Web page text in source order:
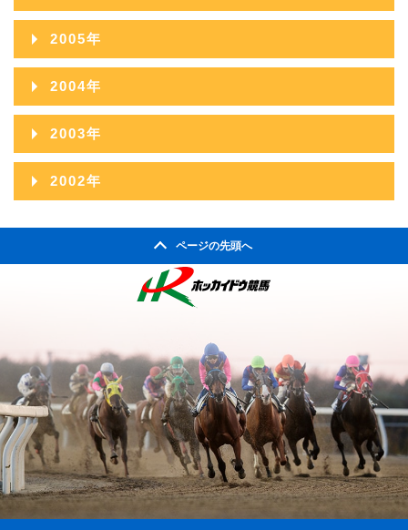
2006年12月
2006年11月
2006年10月
2006年09月
2006年08月
2006年03月
2006年02月
2006年01月
2005年
2005年12月
2005年11月
2005年10月
2005年09月
2005年08月
2005年07月
2005年04月
2005年03月
2005年02月
2005年01月
2004年
2004年12月
2004年11月
2004年10月
2004年06月
2004年05月
2004年04月
2004年03月
2004年02月
2003年
2003年12月
2003年07月
2003年06月
2003年05月
2003年04月
2003年01月
2002年
ページの先頭へ